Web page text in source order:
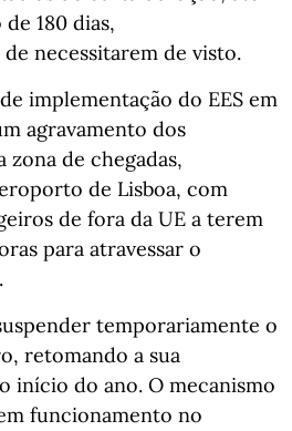
180 dias,
necessitarem de visto.
implementação do EES em
agravamento dos
de chegadas,
de Lisboa, com
de fora da UE a terem
para atravessar o
temporariamente o
retomando a sua
início do ano. O mecanismo
funcionamento no